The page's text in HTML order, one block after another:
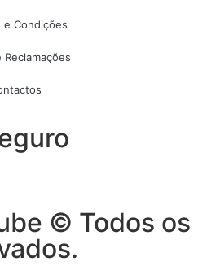
e Condições
Reclamações
© Todos os